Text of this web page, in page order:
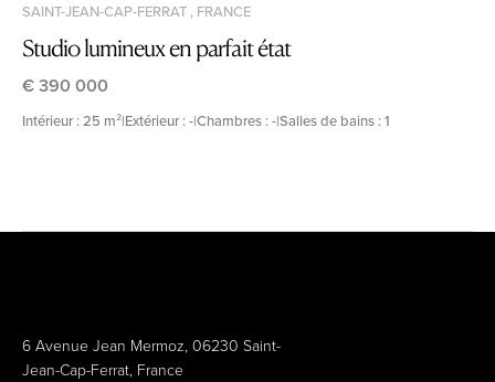
SAINT-JEAN-CAP-FERRAT , FRANCE
Studio lumineux en parfait état
€ 390 000
Intérieur : 25 m²|Extérieur : -|Chambres : -|Salles de bains : 1
6 Avenue Jean Mermoz, 06230 Saint-
Jean-Cap-Ferrat, France